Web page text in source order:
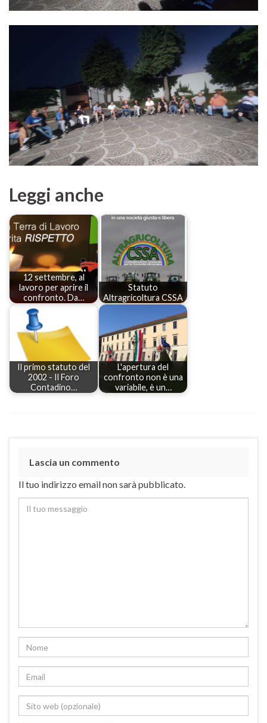
Leggi anche
12 settembre, al
lavoro per aprire il
confronto. Da…
Statuto
Altragricoltura CSSA
Il primo statuto del
2002 - Il Foro
Contadino…
L'apertura del
confronto non è una
variabile, è un…
Lascia un commento
Il tuo indirizzo email non sarà pubblicato.